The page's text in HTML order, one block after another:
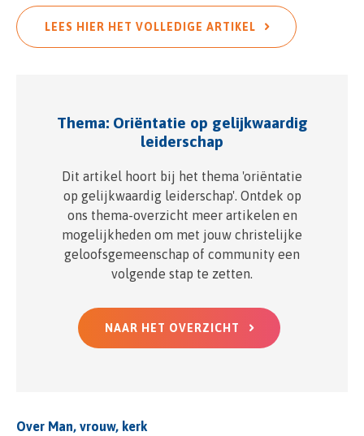
LEES HIER HET VOLLEDIGE ARTIKEL
Thema: Oriëntatie op gelijkwaardig
leiderschap
Dit artikel hoort bij het thema 'oriëntatie
op gelijkwaardig leiderschap'. Ontdek op
ons thema-overzicht meer artikelen en
mogelijkheden om met jouw christelijke
geloofsgemeenschap of community een
volgende stap te zetten.
NAAR HET OVERZICHT
Over Man, vrouw, kerk